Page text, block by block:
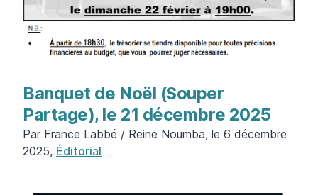
Banquet de Noël (Souper
Partage), le 21 décembre 2025
Par France Labbé / Reine Noumba, le 6 décembre
2025, Éditorial